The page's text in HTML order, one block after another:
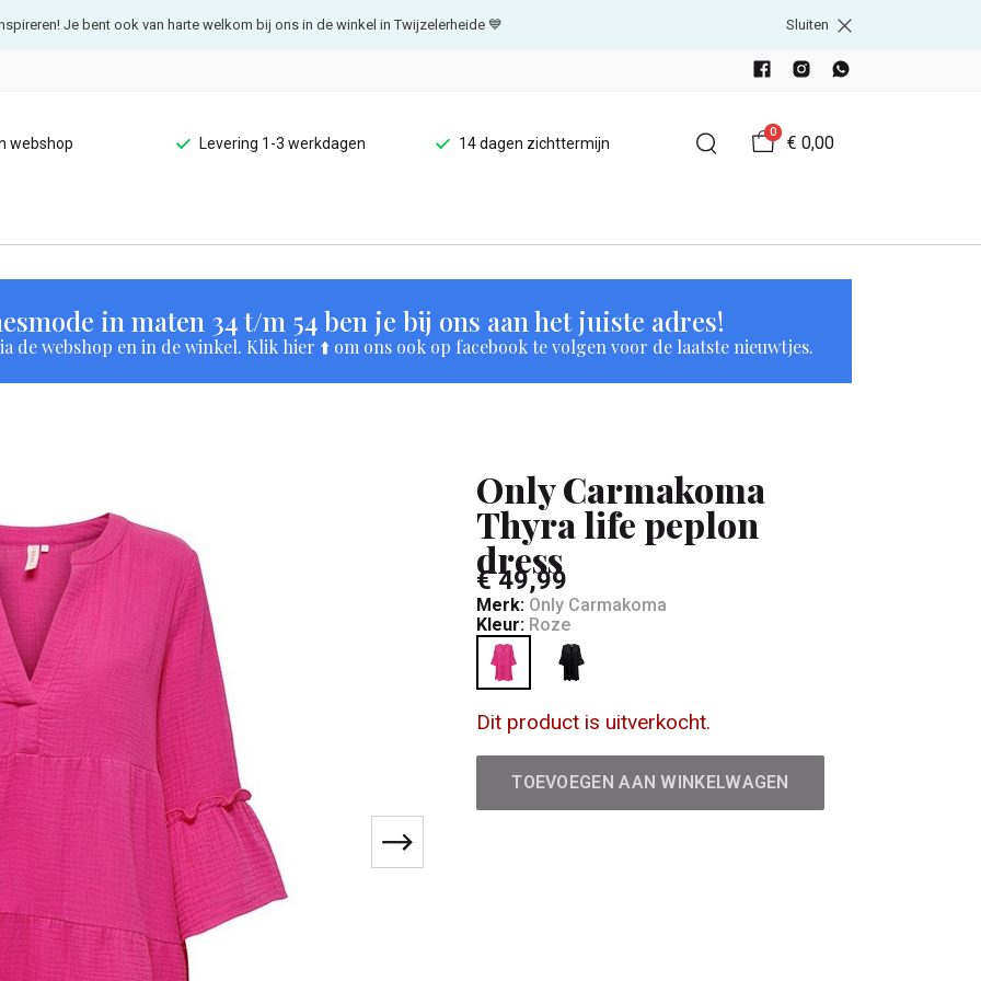
Je bent ook van harte welkom bij ons in de winkel in Twijzelerheide 💙 Sluiten
webshop Levering 1-3 werkdagen 14 dagen zichttermijn
0
€ 0,00
in maten 34 t/m 54 ben je bij ons aan het juiste adres!
de webshop en in de winkel. Klik hier ⬆️ om ons ook op facebook te volgen voor de laatste nieuwtjes.
Only Carmakoma
Thyra life peplon
dress
€ 49,99
Merk: Only Carmakoma
Kleur: Roze
Dit product is uitverkocht.
TOEVOEGEN AAN WINKELWAGEN